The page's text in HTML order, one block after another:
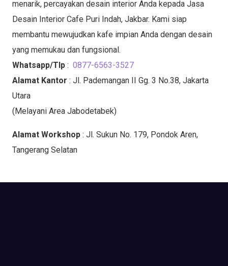
menarik, percayakan desain interior Anda kepada Jasa
Desain Interior Cafe Puri Indah, Jakbar. Kami siap
membantu mewujudkan kafe impian Anda dengan desain
yang memukau dan fungsional.
Whatsapp/Tlp : 0877-6563-3527
Alamat Kantor : Jl. Pademangan II Gg. 3 No.38, Jakarta
Utara
(Melayani Area Jabodetabek)
Alamat Workshop : Jl. Sukun No. 179, Pondok Aren,
Tangerang Selatan